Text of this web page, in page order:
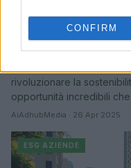
CONFIRM
L’intelligenza
sostenibilità
rivoluzionare la
opportunità incredibili
AiAdhubMedia · 26 Apr 2025
ESG AZIENDE